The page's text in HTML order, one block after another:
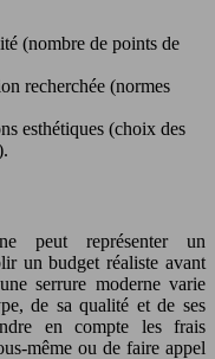
(nombre de points de
recherchée (normes
esthétiques (choix des
peut représenter un
un budget réaliste avant
serrure moderne varie
de sa qualité et de ses
en compte les frais
même ou de faire appel